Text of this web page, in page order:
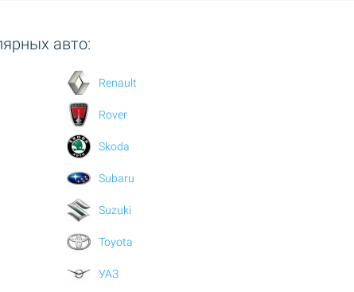
авто:
Renault
Rover
Skoda
Subaru
Suzuki
Toyota
УАЗ